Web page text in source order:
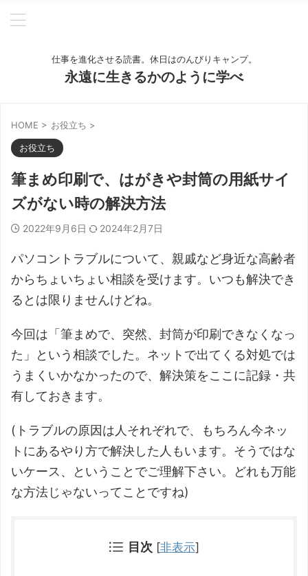
仕事を進化させる読書。休日はのんびりキャンプ。
永遠に生きるかのように学べ
HOME > お役立ち >
お役立ち
筆まめ印刷で、はがきや封筒の用紙サイ
ズがない時の解決方法
2022年9月6日 2024年2月7日
パソコントラブルについて、親戚など身近な高齢者
からちょいちょい相談を受けます。いつも解決でき
るとは限りませんけどね。
今回は「筆まめで、突然、封筒が印刷できなくなっ
た」という相談でした。ネットで出てくる対処では
うまくいかなかったので、解決策をここに記録・共
有しておきます。
(トラブルの原因は人それぞれで、もちろん今ネッ
トにあるやり方で解決した人もいます。そうではな
いケース、ということでご理解下さい。どれも万能
な方法じゃないってことですね)
目次 [非表示]